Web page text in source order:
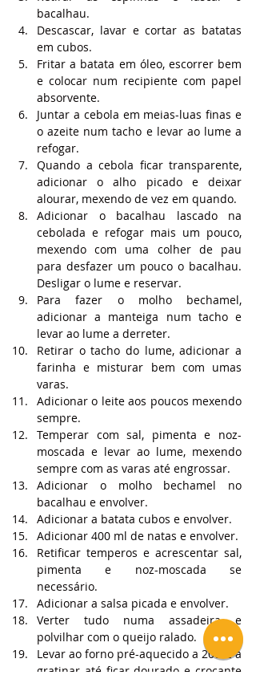
bacalhau.
Descascar, lavar e cortar as batatas
em cubos.
Fritar a batata em óleo, escorrer bem
e colocar num recipiente com papel
absorvente.
Juntar a cebola em meias-luas finas e
o azeite num tacho e levar ao lume a
refogar.
Quando a cebola ficar transparente,
adicionar o alho picado e deixar
alourar, mexendo de vez em quando.
Adicionar o bacalhau lascado na
cebolada e refogar mais um pouco,
mexendo com uma colher de pau
para desfazer um pouco o bacalhau.
Desligar o lume e reservar.
Para fazer o molho bechamel,
adicionar a manteiga num tacho e
levar ao lume a derreter.
Retirar o tacho do lume, adicionar a
farinha e misturar bem com umas
varas.
Adicionar o leite aos poucos mexendo
sempre.
Temperar com sal, pimenta e noz-
moscada e levar ao lume, mexendo
sempre com as varas até engrossar.
Adicionar o molho bechamel no
bacalhau e envolver.
Adicionar a batata cubos e envolver.
Adicionar 400 ml de natas e envolver.
Retificar temperos e acrescentar sal,
pimenta e noz-moscada se
necessário.
Adicionar a salsa picada e envolver.
Verter tudo numa assadeira e
polvilhar com o queijo ralado.
Levar ao forno pré-aquecido a 200ºC a
gratinar até ficar dourado e crocante